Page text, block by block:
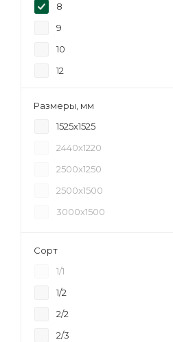
8
9
10
12
18
Размеры, мм
1525х1525
2440х1220
2500х1250
2500х1500
3000х1500
Сорт
1/1
1/2
2/2
2/3